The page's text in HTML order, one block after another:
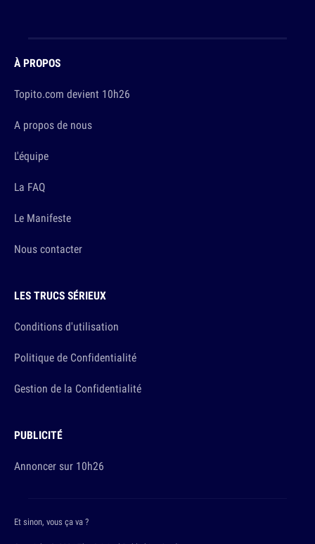
À PROPOS
Topito.com devient 10h26
A propos de nous
L'équipe
La FAQ
Le Manifeste
Nous contacter
LES TRUCS SÉRIEUX
Conditions d'utilisation
Politique de Confidentialité
Gestion de la Confidentialité
PUBLICITÉ
Annoncer sur 10h26
Et sinon, vous ça va ?